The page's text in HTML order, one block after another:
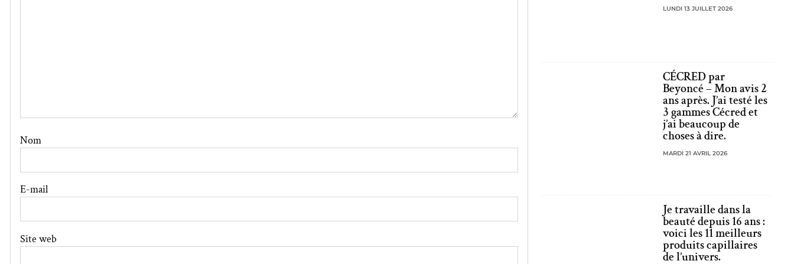
Nom
E-mail
Site web
LUNDI 13 JUILLET 2026
CÉCRED par
Beyoncé – Mon avis 2
ans après. J’ai testé les
3 gammes Cécred et
j’ai beaucoup de
choses à dire.
MARDI 21 AVRIL 2026
Je travaille dans la
beauté depuis 16 ans :
voici les 11 meilleurs
produits capillaires
de l’univers.